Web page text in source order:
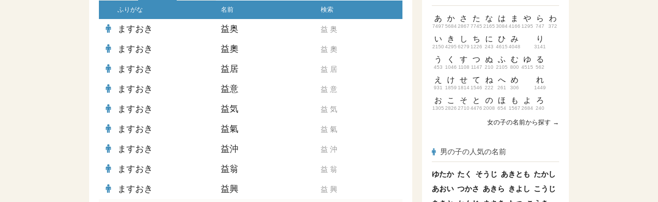
ふりがな 名前 検索
ますおき 益奥 益 奥
ますおき 益奧 益 奧
ますおき 益居 益 居
ますおき 益意 益 意
ますおき 益気 益 気
ますおき 益氣 益 氣
ますおき 益沖 益 沖
ますおき 益翁 益 翁
ますおき 益興 益 興
あ
7497
い
2150
う
453
え
931
お
1305
か
5684
き
4295
く
1046
け
1859
こ
2826
さ
2867
し
6279
す
1108
せ
1814
そ
2710
た
7745
ち
1226
つ
1147
て
1546
と
4476
な
2165
に
243
ぬ
210
ね
222
の
2008
は
3084
ひ
4615
ふ
2105
へ
261
ほ
654
ま
4166
み
4048
む
800
め
306
も
1567
や
1295
ゆ
4515
よ
2684
ら
747
り
3141
る
562
れ
1449
ろ
240
わ
372
女の子の名前から探す →
男の子の人気の名前
ゆたか たく そうじ あきとも たかし
あおい つかさ あきら きよし こうじ